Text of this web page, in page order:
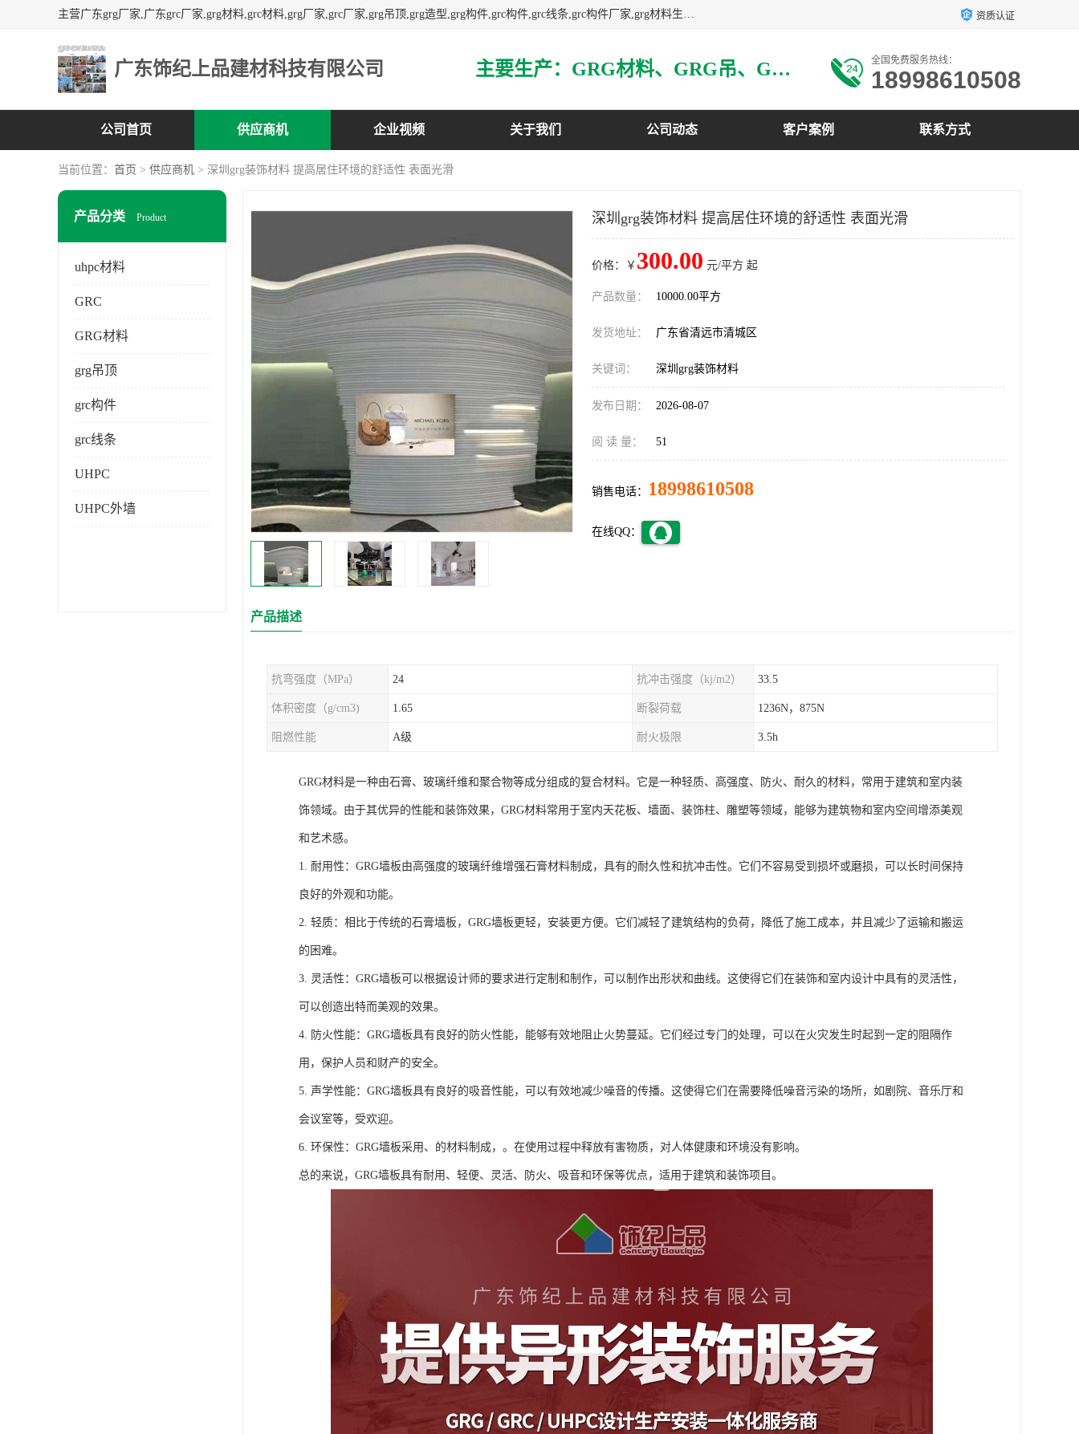
主营广东grg厂家,广东grc厂家,grg材料,grc材料,grg厂家,grc厂家,grg吊顶,grg造型,grg构件,grc构件,grc线条,grc构件厂家,grg材料生产厂家,grg材料定制,uhpc,uhpc厂家,uhpc外墙挂板,uhpc镂空幕墙板,3万平方厂房,如果您对我公司的产品服务感兴趣,请联系我们. 资质认证
广东饰纪上品建材科技有限公司 主要生产：GRG材料、GRG吊、GRG构件、GRG线条、GRG艺术造型、GRG吊材料等 全国免费服务热线：
18998610508
公司首页 供应商机 企业视频 关于我们 公司动态 客户案例 联系方式
当前位置： 首页 > 供应商机 > 深圳grg装饰材料 提高居住环境的舒适性 表面光滑
产品分类 Product
uhpc材料
GRC
GRG材料
grg吊顶
grc构件
grc线条
UHPC
UHPC外墙
深圳grg装饰材料 提高居住环境的舒适性 表面光滑
价格：￥ 300.00 元/平方 起
产品数量： 10000.00平方
发货地址： 广东省清远市清城区
关键词： 深圳grg装饰材料
发布日期： 2026-08-07
阅 读 量： 51
销售电话： 18998610508
在线QQ：
产品描述
抗弯强度（MPa） 24 抗冲击强度（kj/m2） 33.5
体积密度（g/cm3) 1.65 断裂荷载 1236N，875N
阻燃性能 A级 耐火极限 3.5h
GRG材料是一种由石膏、玻璃纤维和聚合物等成分组成的复合材料。它是一种轻质、高强度、防火、耐久的材料，常用于建筑和室内装
饰领域。由于其优异的性能和装饰效果，GRG材料常用于室内天花板、墙面、装饰柱、雕塑等领域，能够为建筑物和室内空间增添美观
和艺术感。
1. 耐用性：GRG墙板由高强度的玻璃纤维增强石膏材料制成，具有的耐久性和抗冲击性。它们不容易受到损坏或磨损，可以长时间保持
良好的外观和功能。
2. 轻质：相比于传统的石膏墙板，GRG墙板更轻，安装更方便。它们减轻了建筑结构的负荷，降低了施工成本，并且减少了运输和搬运
的困难。
3. 灵活性：GRG墙板可以根据设计师的要求进行定制和制作，可以制作出形状和曲线。这使得它们在装饰和室内设计中具有的灵活性，
可以创造出特而美观的效果。
4. 防火性能：GRG墙板具有良好的防火性能，能够有效地阻止火势蔓延。它们经过专门的处理，可以在火灾发生时起到一定的阻隔作
用，保护人员和财产的安全。
5. 声学性能：GRG墙板具有良好的吸音性能，可以有效地减少噪音的传播。这使得它们在需要降低噪音污染的场所，如剧院、音乐厅和
会议室等，受欢迎。
6. 环保性：GRG墙板采用、的材料制成，。在使用过程中释放有害物质，对人体健康和环境没有影响。
总的来说，GRG墙板具有耐用、轻便、灵活、防火、吸音和环保等优点，适用于建筑和装饰项目。